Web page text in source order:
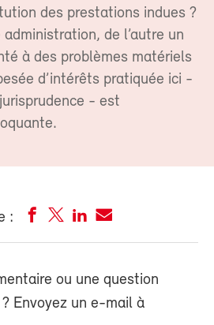
des prestations indues ?
administration, de l’autre un
à des problèmes matériels
d’intérêts pratiquée ici -
- est
:
ou une question
Envoyez un e-mail à